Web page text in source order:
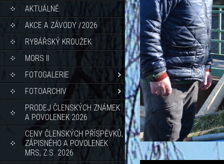
AKTUÁLNĚ
AKCE A ZÁVODY /2026
RYBÁŘSKÝ KROUŽEK
MORS II
FOTOGALERIE
FOTOARCHIV
PRODEJ ČLENSKÝCH ZNÁMEK
A POVOLENEK 2026
CENY ČLENSKÝCH PŘÍSPĚVKŮ,
ZÁPISNÉHO A POVOLENEK
MRS, Z.S. 2026